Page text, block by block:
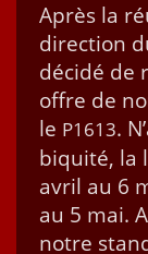
Après la
direc­tion
décidé de
offre de
le P1613.
biq­ui­té, la
avril au 6
au 5 mai.
notre